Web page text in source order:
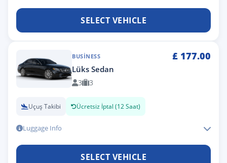
SELECT VEHICLE
BUSINESS £ 177.00
Lüks Sedan
3 3
Uçuş Takibi Ücretsiz İptal (12 Saat)
Luggage Info
SELECT VEHICLE